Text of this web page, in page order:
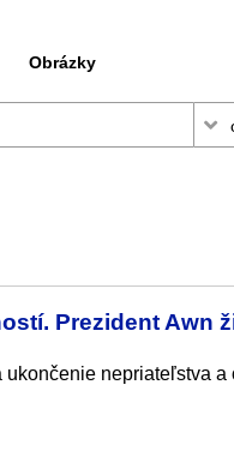
Obrázky
Prezident Awn
nepriateľstva a